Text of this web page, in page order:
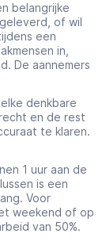
belangrijke
of wil
een
in,
De aannemers
denkbare
en de rest
te klaren.
1 uur aan de
is een
Voor
weekend of op
van 50%.